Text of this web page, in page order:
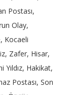
Postası,
Olay,
Kocaeli
Zafer, Hisar,
Hakikat,
Postası, Son